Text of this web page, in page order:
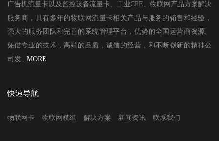
广告机流量卡以及监控设备流量卡、工业CPE、物联网产品方案解决
服务商，具有多年的物联网流量卡相关产品与服务的销售和经验，
强大的服务团队和完善的系统管理平台，优势的全国运营商资源。
凭借专业的技术，高端的品质，诚信的经营，和不断创新的精神公
司发...MORE
快速导航
物联网卡 物联网模组 解决方案 新闻资讯 联系我们